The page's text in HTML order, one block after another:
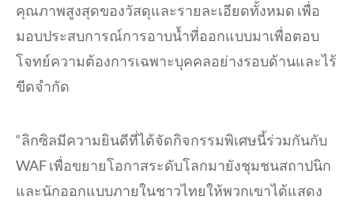
คุณภาพสูงสุดของวัสดุและรายละเอียดทั้งหมด เพื่อ
มอบประสบการณ์การอาบน้ำที่ออกแบบมาเพื่อตอบ
โจทย์ความต้องการเฉพาะบุคคลอย่างรอบด้านและไร้
ขีดจำกัด
“ลิกซิลมีความยินดีที่ได้จัดกิจกรรมพิเศษนี้ร่วมกันกับ
WAF เพื่อขยายโอกาสระดับโลกมายังชุมชนสถาปนิก
และนักออกแบบภายในชาวไทยให้พวกเขาได้แสดง